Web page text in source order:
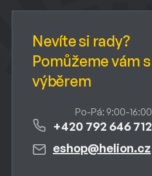
eshop@helion.cz
+420 792 646 712